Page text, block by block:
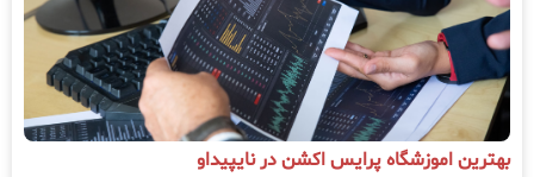
بهترین اموزشگاه پرایس اکشن در نایپیداو